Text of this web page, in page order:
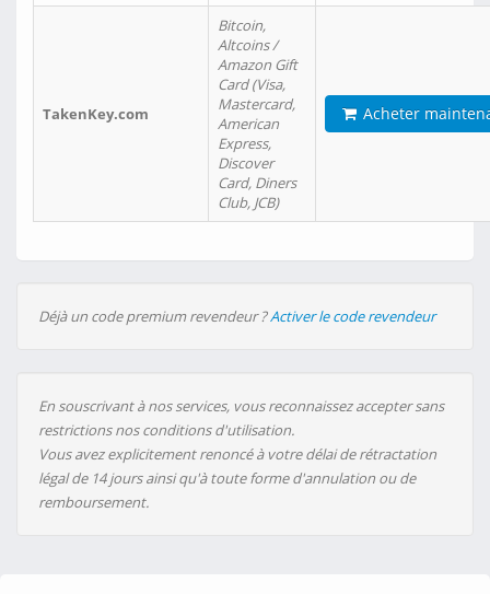
TakenKey.com
Bitcoin,
Altcoins /
Amazon Gift
Card (Visa,
Mastercard,
American
Express,
Discover
Card, Diners
Club, JCB)
Acheter
Déjà un code premium revendeur ?Activer le code revendeur
En souscrivant à nos services, vous reconnaissez accepter sans
restrictions nos conditions d'utilisation.
Vous avez explicitement renoncé à votre délai de rétractation
légal de 14 jours ainsi qu'à toute forme d'annulation ou de
remboursement.